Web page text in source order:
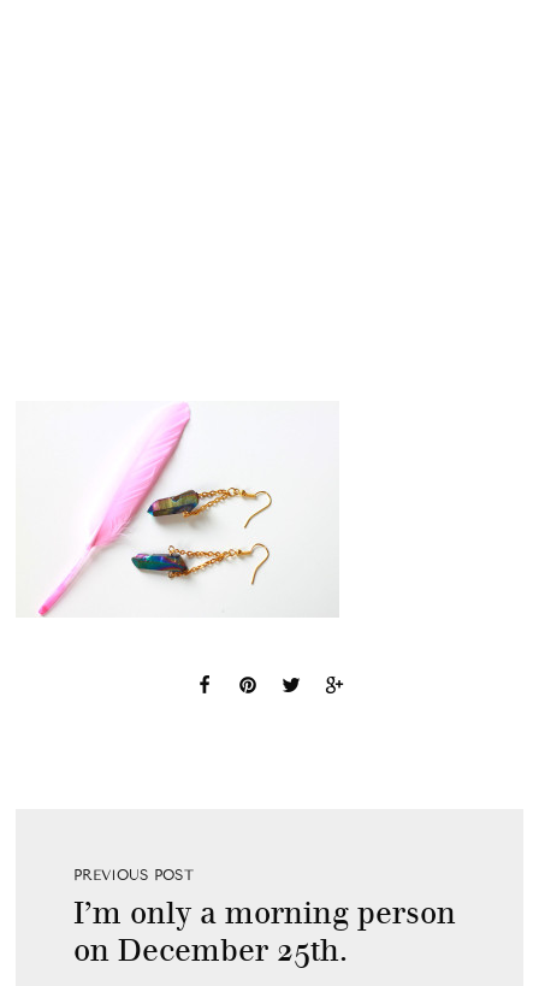
PREVIOUS POST
I’m only a morning person
on December 25th.